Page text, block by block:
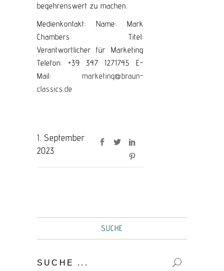
begehrenswert zu machen.
Medienkontakt: Name: Mark
Chambers Titel:
Verantwortlicher für Marketing
Telefon: +39 347 1271745 E-
Mail: marketing@braun-
classics.de
1. September
2023
SUCHE
Suche: